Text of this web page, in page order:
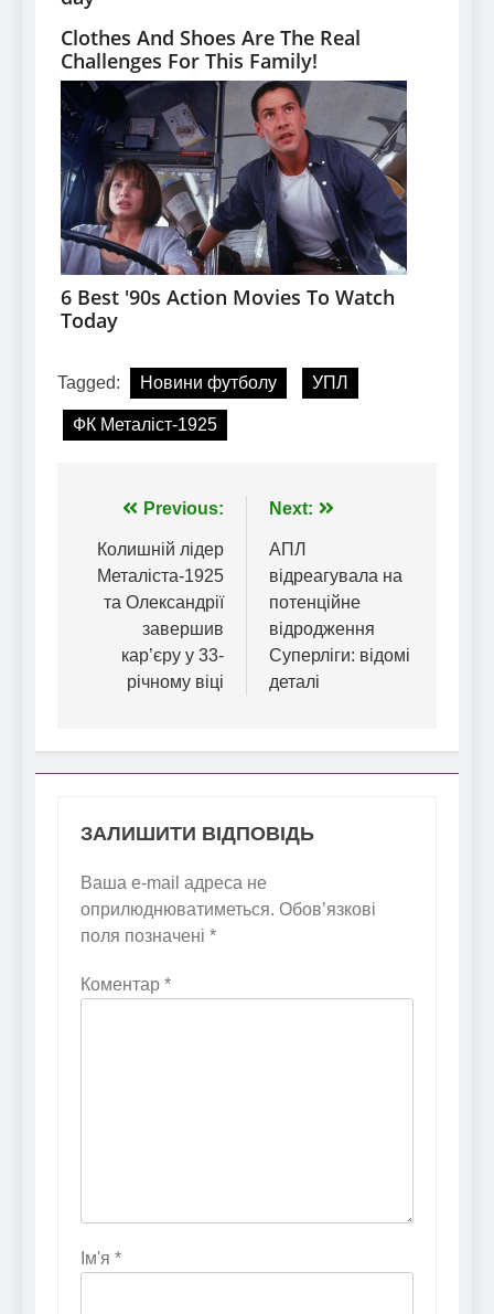
Tagged: Новини футболу УПЛ
ФК Металіст-1925
Навігація
записів
Previous:
Колишній лідер
Металіста-1925
та Олександрії
завершив
кар’єру у 33-
річному віці
Next:
АПЛ
відреагувала на
потенційне
відродження
Суперліги: відомі
деталі
ЗАЛИШИТИ ВІДПОВІДЬ
Ваша e-mail адреса не
оприлюднюватиметься. Обов’язкові
поля позначені *
Коментар *
Ім'я *